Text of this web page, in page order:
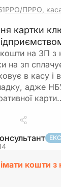
РРО/ПРРО,
картки
на ЗП з
на зп
в касу і
адже
кошти з